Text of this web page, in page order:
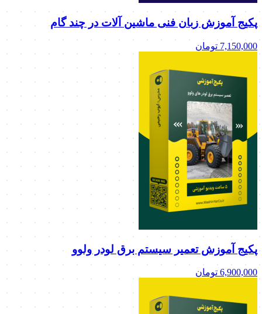
پکیج آموزش زبان فنی ماشین آلات در چند گام
7,150,000 تومان
پکیج آموزش تعمیر سیستم برق لودر ولوو
6,900,000 تومان